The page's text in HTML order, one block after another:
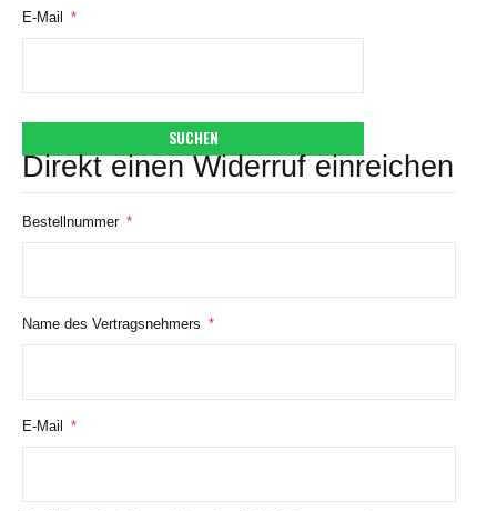
E-Mail
SUCHEN
Direkt einen Widerruf einreichen
Bestellnummer
Name des Vertragsnehmers
E-Mail